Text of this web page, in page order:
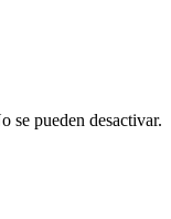
se pueden desactivar.